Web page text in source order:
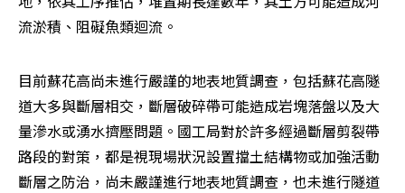
流淤積、阻礙魚類迴流。
目前蘇花高尚未進行嚴謹的地表地質調查，包括蘇花高隧
道大多與斷層相交，斷層破碎帶可能造成岩塊落盤以及大
量滲水或湧水擠壓問題。國工局對於許多經過斷層剪裂帶
路段的對策，都是視現場狀況設置擋土結構物或加強活動
斷層之防治，尚未嚴謹進行地表地質調查，也未進行隧道